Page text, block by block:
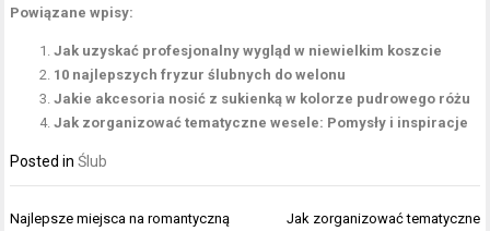
Powiązane wpisy:
Jak uzyskać profesjonalny wygląd w niewielkim koszcie
10 najlepszych fryzur ślubnych do welonu
Jakie akcesoria nosić z sukienką w kolorze pudrowego różu
Jak zorganizować tematyczne wesele: Pomysły i inspiracje
Posted inŚlub
Nawigacja
Najlepsze miejsca na romantyczną
Jak zorganizować tematyczne